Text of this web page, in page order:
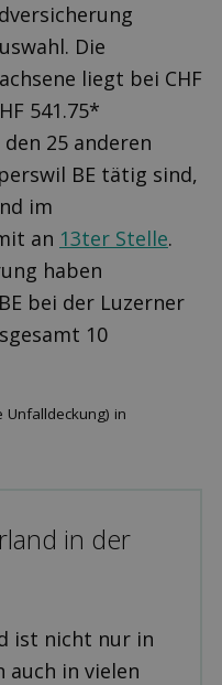
Die
liegt bei CHF
541.75*
25 anderen
BE tätig sind,
im
an 13ter Stelle.
haben
bei der Luzerner
10
Unfalldeckung) in
in der
ist nicht nur in
auch in vielen